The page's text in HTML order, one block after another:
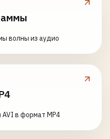
волны из аудио
в формат MP4